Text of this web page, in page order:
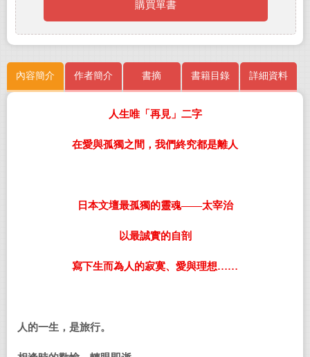
購買單書
內容簡介 作者簡介 書摘 書籍目錄 詳細資料
人生唯「再見」二字
在愛與孤獨之間，我們終究都是離人
日本文壇最孤獨的靈魂——太宰治
以最誠實的自剖
寫下生而為人的寂寞、愛與理想……
人的一生，是旅行。